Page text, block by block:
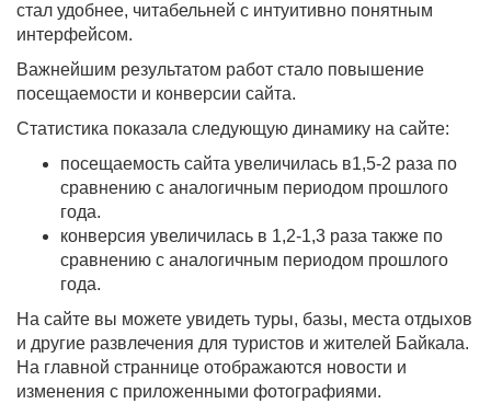
стал удобнее, читабельней с интуитивно понятным
интерфейсом.
Важнейшим результатом работ стало повышение
посещаемости и конверсии сайта.
Статистика показала следующую динамику на сайте:
посещаемость сайта увеличилась в1,5-2 раза по
сравнению с аналогичным периодом прошлого
года.
конверсия увеличилась в 1,2-1,3 раза также по
сравнению с аналогичным периодом прошлого
года.
На сайте вы можете увидеть туры, базы, места отдыхов
и другие развлечения для туристов и жителей Байкала.
На главной страннице отображаются новости и
изменения с приложенными фотографиями.